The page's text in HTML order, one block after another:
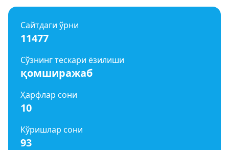
Сайтдаги ўрни
11477
Сўзнинг тескари ёзилиши
қомширажаб
Ҳарфлар сони
10
Кўришлар сони
93